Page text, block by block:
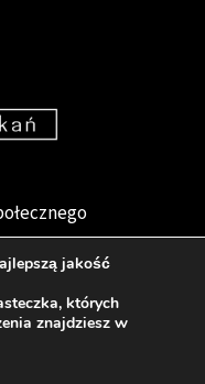
jakość
których
znajdziesz w